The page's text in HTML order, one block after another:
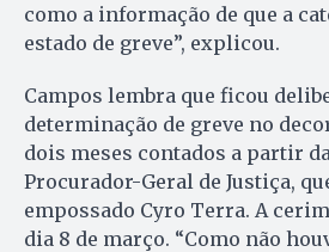
como a informação de que a
estado de greve”, explicou.
Campos lembra que ficou
determinação de greve no
dois meses contados a partir
Procurador-Geral de Justiça,
empossado Cyro Terra. A
dia 8 de março. “Como não